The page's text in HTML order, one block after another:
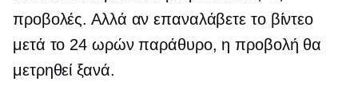
προβολές. Αλλά αν επαναλάβετε το βίντεο
μετά το 24 ωρώνπαράθυρο, η προβολή θα
μετρηθεί ξανά.